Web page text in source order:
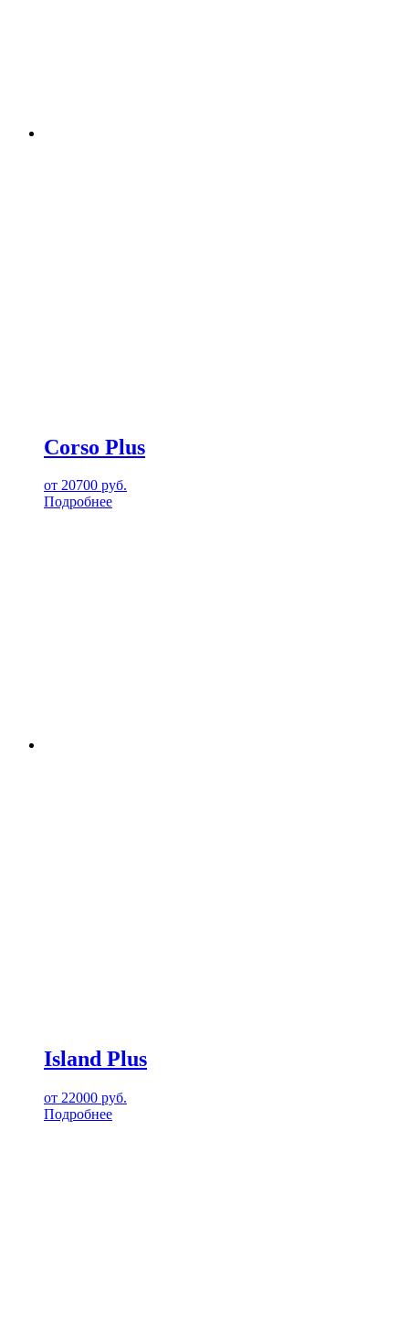
Corso Plus
от 20700 руб.
Подробнее
Island Plus
от 22000 руб.
Подробнее